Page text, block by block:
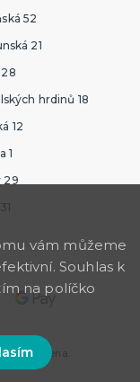
52
21
hrdinů 18
12
1
29
vyhrazena.
vám můžeme
Souhlas k
na políčko